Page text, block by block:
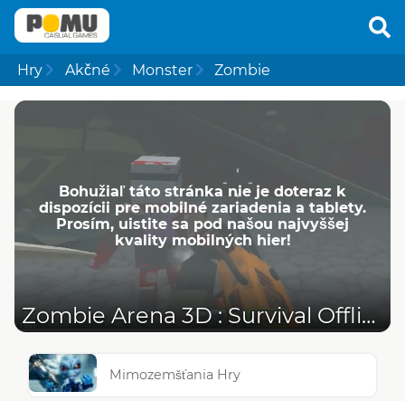
Hry Akčné Monster Zombie
Bohužiaľ táto stránka nie je doteraz k
dispozícii pre mobilné zariadenia a tablety.
Prosím, uistite sa pod našou najvyššej
kvality mobilných hier!
Zombie Arena 3D : Survival Offline
Mimozemšťania Hry